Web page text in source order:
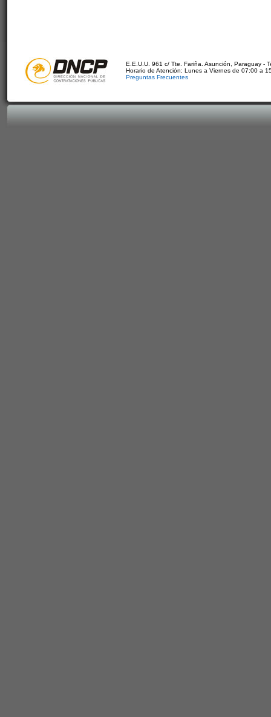
E.E.U.U. 961 c/ Tte. Fariña. Asunción, Paraguay -
Horario de Atención: Lunes a Viernes de 07:00 a
Preguntas Frecuentes